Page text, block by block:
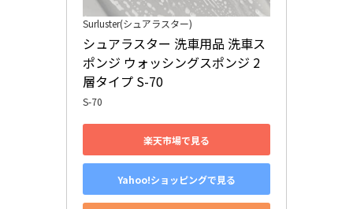
Surluster(シュアラスター)
シュアラスター 洗車用品 洗車ス
ポンジ ウォッシングスポンジ 2
層タイプ S-70
S-70
楽天市場で見る
Yahoo!ショッピングで見る